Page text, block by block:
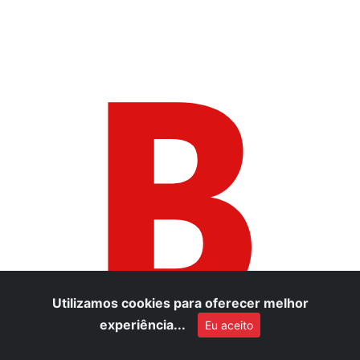
B
Utilizamos cookies para oferecer melhor
experiência...
Eu aceito